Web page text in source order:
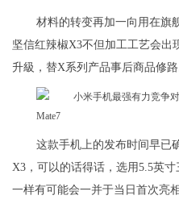
材料的转变再加一向用在旗
坚信红辣椒X3不但加工工艺会出
升級，替X系列产品事后商品修路
这款手机上的发布时间早已
X3，可以的话得话，选用5.5英
一样有可能会一并于当日首次亮相